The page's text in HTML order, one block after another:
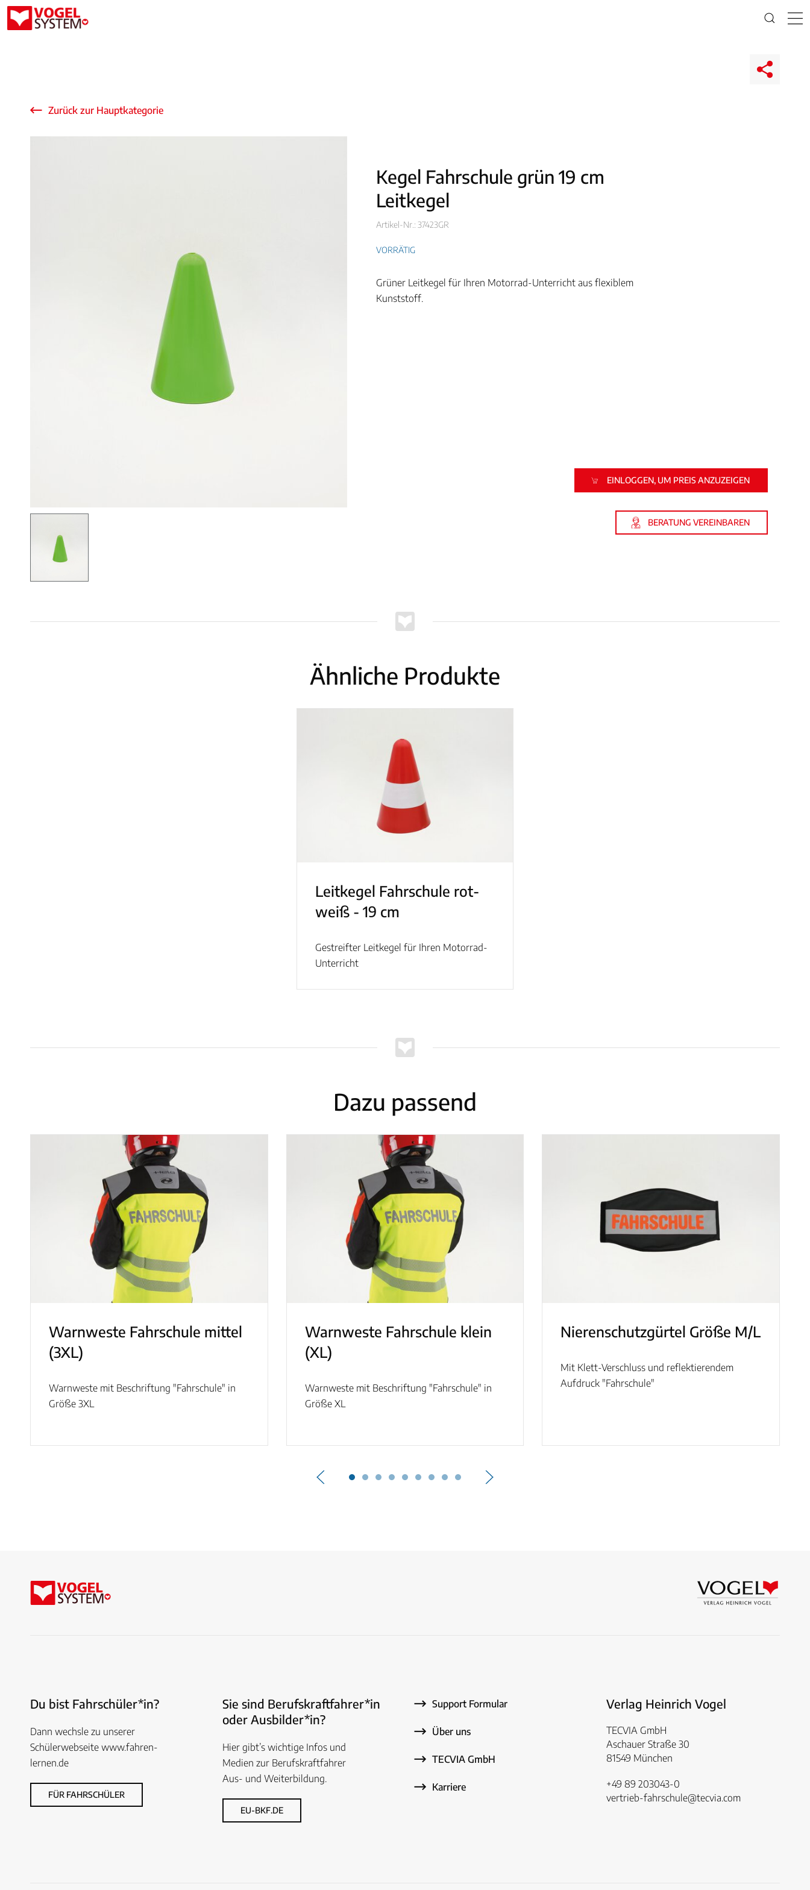
Zurück zur Hauptkategorie
Kegel Fahrschule grün 19 cm
Leitkegel
Artikel-Nr.: 37423GR
VORRÄTIG
Grüner Leitkegel für Ihren Motorrad-Unterricht aus flexiblem
Kunststoff.
EINLOGGEN, UM PREIS ANZUZEIGEN
BERATUNG VEREINBAREN
Ähnliche Produkte
Leitkegel Fahrschule rot-
weiß - 19 cm
Gestreifter Leitkegel für Ihren Motorrad-
Unterricht
Dazu passend
Warnweste Fahrschule mittel
(3XL)
Warnweste mit Beschriftung "Fahrschule" in
Größe 3XL
Warnweste Fahrschule klein
(XL)
Warnweste mit Beschriftung "Fahrschule" in
Größe XL
Nierenschutzgürtel Größe M/L
Mit Klett-Verschluss und reflektierendem
Aufdruck "Fahrschule"
Du bist Fahrschüler*in?
Dann wechsle zu unserer
Schülerwebseite www.fahren-
lernen.de
FÜR FAHRSCHÜLER
Sie sind Berufskraftfahrer*in
oder Ausbilder*in?
Hier gibt’s wichtige Infos und
Medien zur Berufskraftfahrer
Aus- und Weiterbildung.
EU-BKF.DE
Support Formular
Über uns
TECVIA GmbH
Karriere
Verlag Heinrich Vogel
TECVIA GmbH
Aschauer Straße 30
81549 München
+49 89 203043-0
vertrieb-fahrschule@tecvia.com